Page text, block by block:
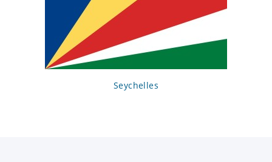
société et plus encore
Crystal Tax propose à ses clients d'enregistrer une
société offshore et les aide à gérer leur entreprise à
chaque étape de son développement. La gamme de
Seychelles